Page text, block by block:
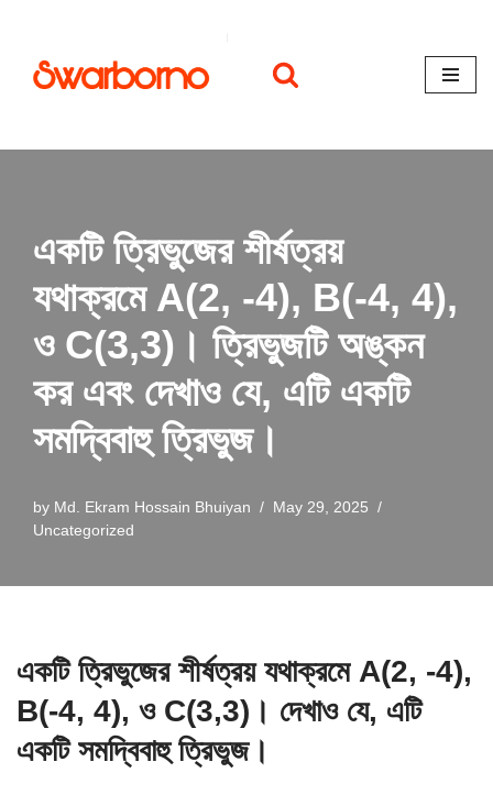
Skip
একটি ত্রিভুজের শীর্ষত্রয়
যথাক্রমে A(2, -4), B(-4, 4),
ও C(3,3)। ত্রিভুজটি অঙ্কন
কর এবং দেখাও যে, এটি একটি
সমদ্বিবাহু ত্রিভুজ।
by Md. Ekram Hossain Bhuiyan
May 29, 2025
Uncategorized
একটি ত্রিভুজের শীর্ষত্রয় যথাক্রমে A(2, -4),
B(-4, 4), ও C(3,3)। দেখাও যে, এটি
একটি সমদ্বিবাহু ত্রিভুজ।